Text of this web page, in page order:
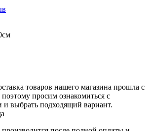
товаров нашего магазина прошла с
просим ознакомиться с
и выбрать подходящий вариант.